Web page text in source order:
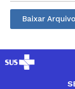
Baixar Arquivo